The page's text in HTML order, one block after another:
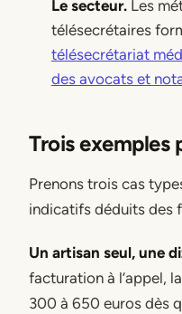
Le secteur.Les
télésecrétaires
télésecrétariat
des avocats et
Trois exemples
Prenons trois cas
indicatifs déduits des
Un artisan seul, une
facturation à l’appel,
300 à 650 euros dès